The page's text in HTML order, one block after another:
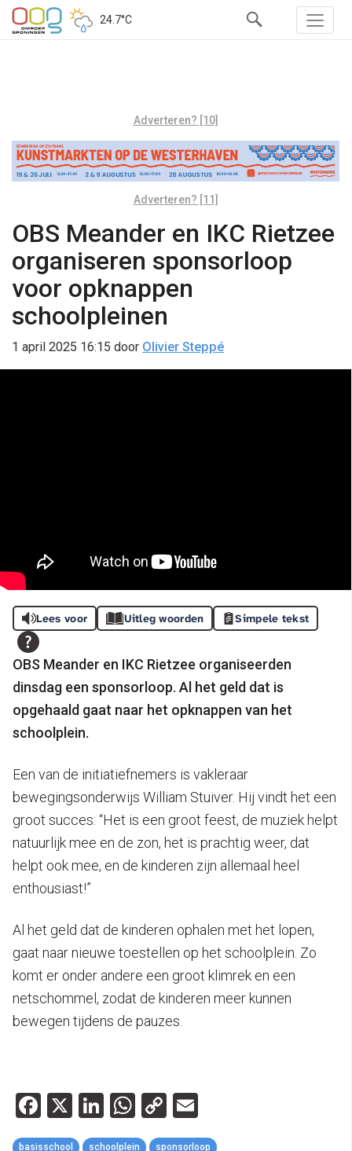
24.7°C
Adverteren? [10]
Adverteren? [11]
OBS Meander en IKC Rietzee
organiseren sponsorloop
voor opknappen
schoolpleinen
1 april 2025 16:15 door Olivier Steppé
Lees voor Uitleg woorden Simpele tekst
OBS Meander en IKC Rietzee organiseerden
dinsdag een sponsorloop. Al het geld dat is
opgehaald gaat naar het opknappen van het
schoolplein.
Een van de initiatiefnemers is vakleraar
bewegingsonderwijs William Stuiver. Hij vindt het een
groot succes: “Het is een groot feest, de muziek helpt
natuurlijk mee en de zon, het is prachtig weer, dat
helpt ook mee, en de kinderen zijn allemaal heel
enthousiast!”
Al het geld dat de kinderen ophalen met het lopen,
gaat naar nieuwe toestellen op het schoolplein. Zo
komt er onder andere een groot klimrek en een
netschommel, zodat de kinderen meer kunnen
bewegen tijdens de pauzes.
Facebook
X LinkedIn
WhatsApp
Copy
Link
basisschool schoolplein sponsorloop